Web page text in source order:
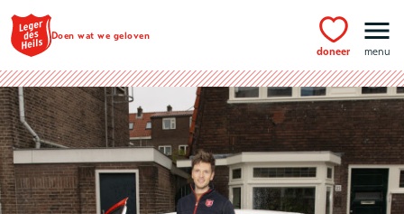
Ga naar hoofdinhoud
Doen wat we geloven
doneer menu